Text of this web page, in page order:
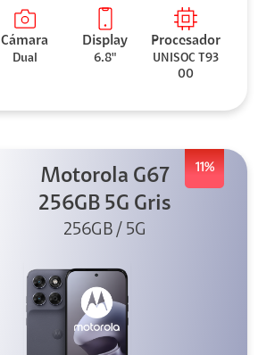
Cámara
Dual
Display
6.8"
Procesador
UNISOC T93
00
11%
Motorola G67
256GB 5G Gris
256GB / 5G